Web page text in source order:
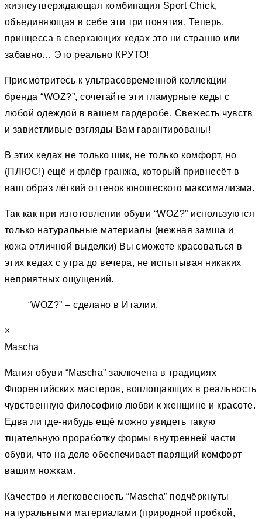
жизнеутверждающая комбинация Sport Chick,
объединяющая в себе эти три понятия. Теперь,
принцесса в сверкающих кедах это ни странно или
забавно… Это реально КРУТО!
Присмотритесь к ультрасовременной коллекции
бренда “WOZ?”, сочетайте эти гламурные кеды с
любой одеждой в вашем гардеробе. Свежесть чувств
и завистливые взгляды Вам гарантированы!
В этих кедах не только шик, не только комфорт, но
(ПЛЮС!) ещё и флёр гранжа, который привнесёт в
ваш образ лёгкий оттенок юношеского максимализма.
Так как при изготовлении обуви “WOZ?” используются
только натуральные материалы (нежная замша и
кожа отличной выделки) Вы сможете красоваться в
этих кедах с утра до вечера, не испытывая никаких
неприятных ощущений.
“WOZ?” – сделано в Италии.
×
Mascha
Магия обуви “Mascha” заключена в традициях
Флорентийских мастеров, воплощающих в реальность
чувственную философию любви к женщине и красоте.
Едва ли где-нибудь ещё можно увидеть такую
тщательную проработку формы внутренней части
обуви, что на деле обеспечивает парящий комфорт
вашим ножкам.
Качество и легковесность “Mascha” подчёркнуты
натуральными материалами (природной пробкой,